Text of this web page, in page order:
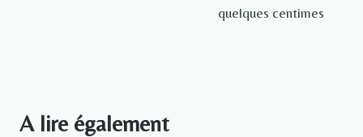
quelques centimes
A lire également